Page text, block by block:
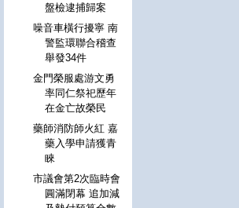
盤檢逮捕歸案
噪音車橫行擾寧 南
警監環聯合稽查
舉發34件
金門榮服處游文勇
率同仁祭祀歷年
在金亡故榮民
藥師消防師火紅 嘉
藥入學申請獲青
睞
市議會第2次臨時會
圓滿閉幕 追加減